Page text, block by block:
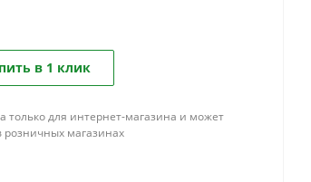
в 1 клик
только для интернет-магазина и может
розничных магазинах